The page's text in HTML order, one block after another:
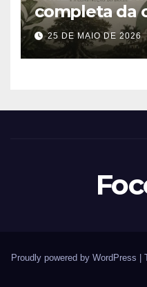
completa da
Buarque de
importância
formação do
25 DE MAIO DE 2026
Proudly powered by WordPress